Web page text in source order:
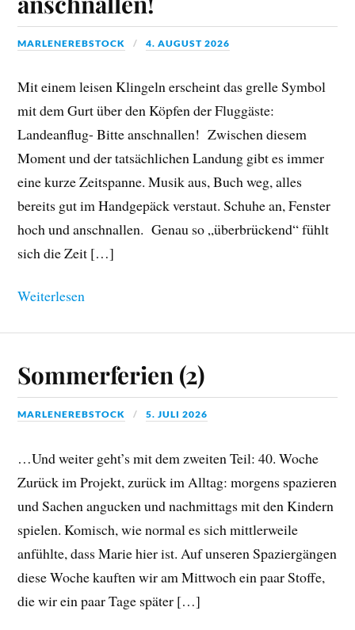
MARLENEREBSTOCK 4. AUGUST 2026
Mit einem leisen Klingeln erscheint das grelle Symbol
mit dem Gurt über den Köpfen der Fluggäste:
Landeanflug- Bitte anschnallen! Zwischen diesem
Moment und der tatsächlichen Landung gibt es immer
eine kurze Zeitspanne. Musik aus, Buch weg, alles
bereits gut im Handgepäck verstaut. Schuhe an, Fenster
hoch und anschnallen. Genau so „überbrückend“ fühlt
sich die Zeit […]
Weiterlesen
Sommerferien (2)
MARLENEREBSTOCK 5. JULI 2026
…Und weiter geht’s mit dem zweiten Teil: 40. Woche
Zurück im Projekt, zurück im Alltag: morgens spazieren
und Sachen angucken und nachmittags mit den Kindern
spielen. Komisch, wie normal es sich mittlerweile
anfühlte, dass Marie hier ist. Auf unseren Spaziergängen
diese Woche kauften wir am Mittwoch ein paar Stoffe,
die wir ein paar Tage später […]